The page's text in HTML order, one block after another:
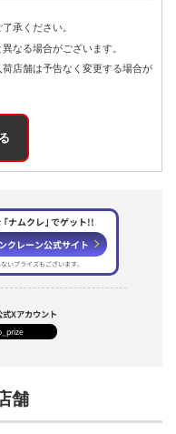
承ください。
なる場合がございます。
店舗は予告なく変更する場合が
｢ナムクレ｣ でゲット!!
クレーン公式サイト
いプライズもございます。
式Xアカウント
舗